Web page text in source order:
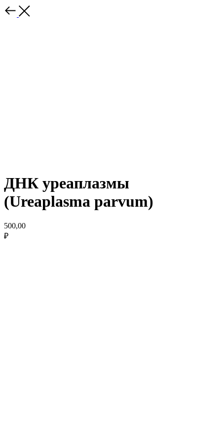
ДНК уреаплазмы
(Ureaplasma parvum)
500,00
₽